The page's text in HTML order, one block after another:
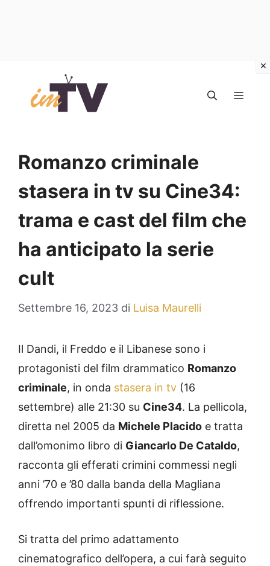
contenuto
Romanzo criminale
stasera in tv su Cine34:
trama e cast del film che
ha anticipato la serie
cult
Settembre 16, 2023 di Luisa Maurelli
Il Dandi, il Freddo e il Libanese sono i
protagonisti del film drammatico Romanzo
criminale, in onda stasera in tv (16
settembre) alle 21:30 su Cine34. La pellicola,
diretta nel 2005 da Michele Placido e tratta
dall’omonimo libro di Giancarlo De Cataldo,
racconta gli efferati crimini commessi negli
anni ’70 e ’80 dalla banda della Magliana
offrendo importanti spunti di riflessione.
Si tratta del primo adattamento
cinematografico dell’opera, a cui farà seguito